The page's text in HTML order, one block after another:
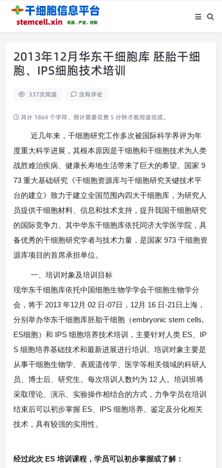
2013年12月华东干细胞库 胚胎干细
胞、IPS细胞技术培训
337次阅读 没有评论
共计 1864 个字符，预计需要花费 5 分钟才能阅读完成。
近几年来，干细胞研究工作多次被国际科学界评为年
度重大科学进展，其根本原因是干细胞和干细胞技术为人类
战胜难治疾病、健康长寿地生活带来了巨大的希望。国家 9
73 重大基础研究《干细胞资源库与干细胞研究关键技术平
台的建立》致力于建立全国范围内四大干细胞库，为研究人
员提供干细胞材料、信息和技术支持，提升我国干细胞研究
的国际竞争力。其中华东干细胞库依托同济大学医学院，具
备优秀的干细胞研究学者与技术力量，是国家 973 干细胞资
源库项目的首席承担单位。
一、培训对象及培训目标
现华东干细胞库依托中国细胞生物学学会干细胞生物学分
会，将于 2013 年12月 02 日-07日， 12月 16 日-21 日上海，
分别举办华东干细胞库胚胎干细胞（embryonic stem cells,
ES细胞）和 IPS 细胞培养技术培训，主要针对人类 ES
IP
S 细胞培养基础技术和最新进展进行培训。培训对象主要是
从事干细胞生物学、表观遗传学、医学等相关领域的科研人
员、博士后、研究生。每次培训人数约为 12 人。培训班将
采取理论、演示、实验操作相结合的方式，力争学员在培训
结束后可以初步掌握 ES IPS 细胞培养、鉴定及分化相关
技术，具有较强的实用性。
经过此次 ES培训课程，学员可以初步掌握或了解：